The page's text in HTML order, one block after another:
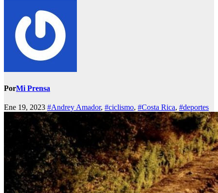
PorMi Prensa
Ene 19, 2023 #Andrey Amador, #ciclismo, #Costa Rica, #deportes